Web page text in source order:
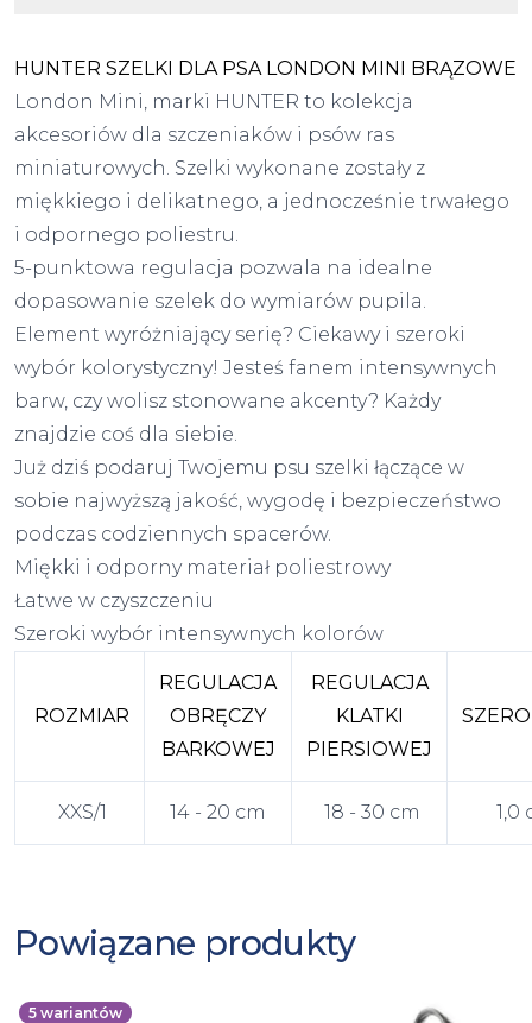
HUNTER SZELKI DLA PSA LONDON MINI BRĄZOWE
London Mini, marki HUNTER to kolekcja
akcesoriów dla szczeniaków i psów ras
miniaturowych. Szelki wykonane zostały z
miękkiego i delikatnego, a jednocześnie trwałego
i odpornego poliestru.
5-punktowa regulacja pozwala na idealne
dopasowanie szelek do wymiarów pupila.
Element wyróżniający serię? Ciekawy i szeroki
wybór kolorystyczny! Jesteś fanem intensywnych
barw, czy wolisz stonowane akcenty? Każdy
znajdzie coś dla siebie.
Już dziś podaruj Twojemu psu szelki łączące w
sobie najwyższą jakość, wygodę i bezpieczeństwo
podczas codziennych spacerów.
Miękki i odporny materiał poliestrowy
Łatwe w czyszczeniu
Szeroki wybór intensywnych kolorów
ROZMIAR
REGULACJA
OBRĘCZY
BARKOWEJ
REGULACJA
KLATKI
PIERSIOWEJ
XXS/1 14 - 20 cm 18 - 30 cm 1,0
Powiązane produkty
5 wariantów